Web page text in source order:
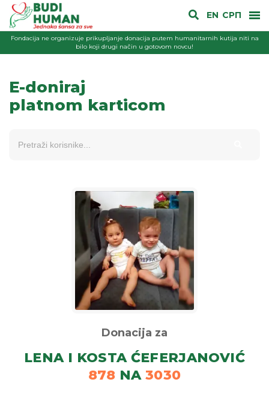
EN СРП
Fondacija ne organizuje prikupljanje donacija putem humanitarnih kutija niti na
bilo koji drugi način u gotovom novcu!
E-doniraj
platnom karticom
Donacija za
LENA I KOSTA ĆEFERJANOVIĆ
878 NA 3030